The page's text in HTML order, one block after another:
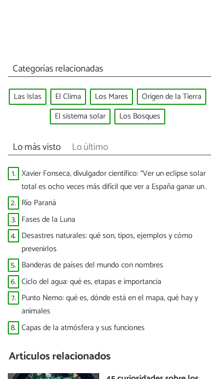
Categorías relacionadas
Las Islas El Clima Los Mares
Origen de la Tierra
El sistema solar
Los Bosques
Lo más visto Lo último
1. Xavier Fonseca, divulgador científico: “Ver un eclipse solar
total es ocho veces más difícil que ver a España ganar un
Mundial”
2. Río Paraná
3. Fases de la Luna
4. Desastres naturales: qué son, tipos, ejemplos y cómo
prevenirlos
5. Banderas de países del mundo con nombres
6. Ciclo del agua: qué es, etapas e importancia
7. Punto Nemo: qué es, dónde está en el mapa, qué hay y
animales
8. Capas de la atmósfera y sus funciones
Artículos relacionados